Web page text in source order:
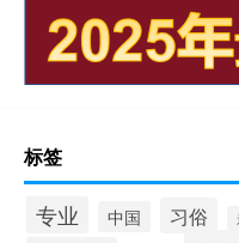
标签
专业 中国 习俗